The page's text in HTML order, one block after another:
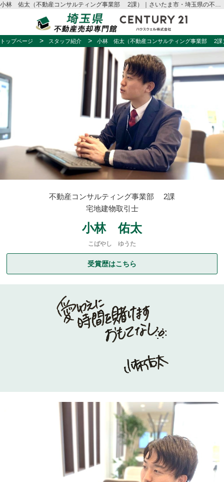
小林 佑太（不動産コンサルティング事業部 2課）｜さいたま市・埼玉県の不動産売却はハウスウェル
トップページ スタッフ紹介 小林 佑太（不動産コンサルティング事業部 2課
不動産コンサルティング事業部 2課
宅地建物取引士
小林 佑太
こばやし ゆうた
受賞歴はこちら